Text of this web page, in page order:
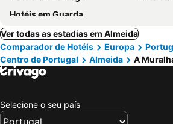
Hotéis em Guarda
Ver todas as estadias em Almeida
Comparador de Hotéis
Europa
Centro de Portugal
Almeida A
Selecione o seu país